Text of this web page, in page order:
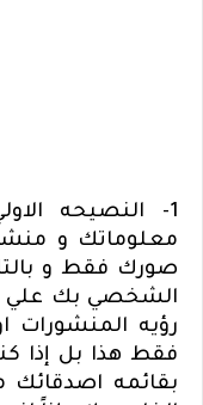
1- النصيحه
معلوماتك و
صورك فقط و
الشخصي بك علي
رؤيه المنشورات
فقط هذا بل إذا
بقائمه اصدقائك